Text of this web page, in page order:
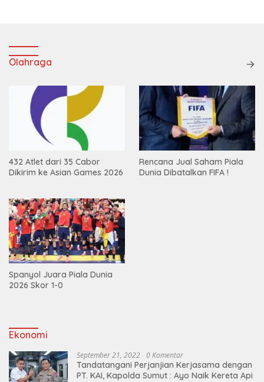
Olahraga
432 Atlet dari 35 Cabor
Dikirim ke Asian Games 2026
Rencana Jual Saham Piala
Dunia Dibatalkan FIFA !
Spanyol Juara Piala Dunia
2026 Skor 1-0
Ekonomi
September 21, 2022 0 Komentar
Tandatangani Perjanjian Kerjasama dengan
PT. KAI, Kapolda Sumut : Ayo Naik Kereta Api